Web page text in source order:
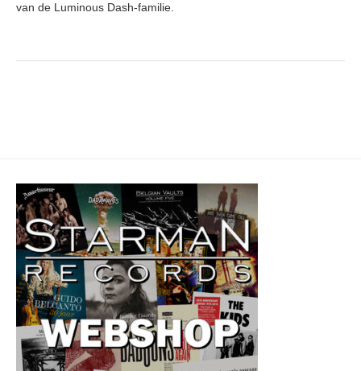
van de Luminous Dash-familie.